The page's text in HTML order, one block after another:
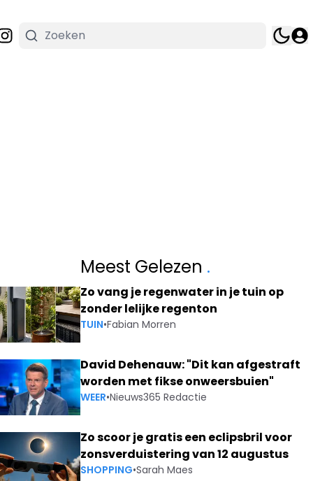
Meest Gelezen .
Zo vang je regenwater in je tuin op
zonder lelijke regenton
TUIN•Fabian Morren
David Dehenauw: "Dit kan afgestraft
worden met fikse onweersbuien"
WEER•Nieuws365 Redactie
Zo scoor je gratis een eclipsbril voor
zonsverduistering van 12 augustus
SHOPPING•Sarah Maes